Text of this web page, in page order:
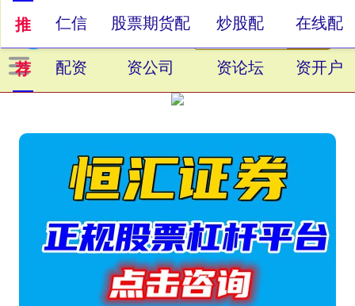
推
荐
仁信
配资
股票期货配
资公司
炒股配
资论坛
在线配
资开户